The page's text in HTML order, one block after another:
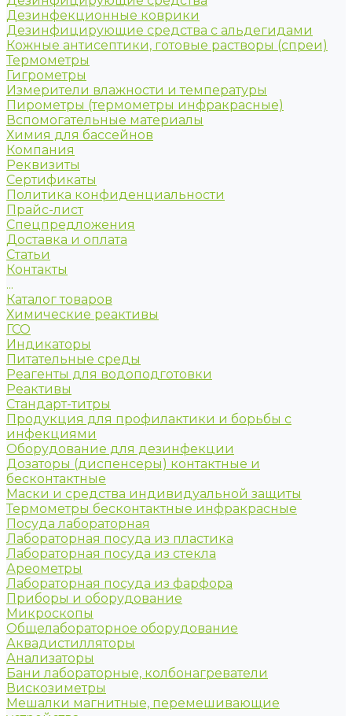
Дезинфекционные коврики
Дезинфицирующие средства с альдегидами
Кожные антисептики, готовые растворы (спреи)
Термометры
Гигрометры
Измерители влажности и температуры
Пирометры (термометры инфракрасные)
Вспомогательные материалы
Химия для бассейнов
Компания
Реквизиты
Сертификаты
Политика конфиденциальности
Прайс-лист
Спецпредложения
Доставка и оплата
Статьи
Контакты
...
Каталог товаров
Химические реактивы
ГСО
Индикаторы
Питательные среды
Реагенты для водоподготовки
Реактивы
Стандарт-титры
Продукция для профилактики и борьбы с
инфекциями
Оборудование для дезинфекции
Дозаторы (диспенсеры) контактные и
бесконтактные
Маски и средства индивидуальной защиты
Термометры бесконтактные инфракрасные
Посуда лабораторная
Лабораторная посуда из пластика
Лабораторная посуда из стекла
Ареометры
Лабораторная посуда из фарфора
Приборы и оборудование
Микроскопы
Общелабораторное оборудование
Аквадистилляторы
Анализаторы
Бани лабораторные, колбонагреватели
Вискозиметры
Мешалки магнитные, перемешивающие